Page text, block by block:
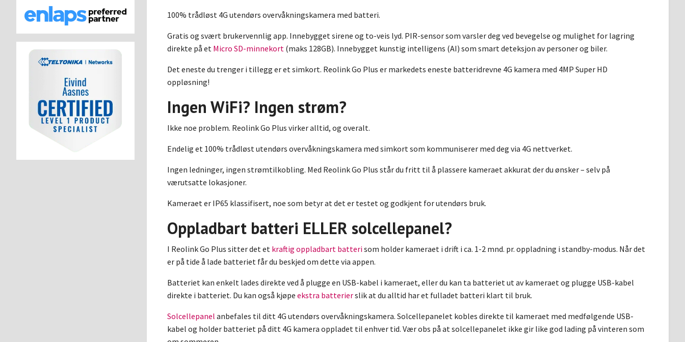
100% trådløst 4G utendørs overvåkningskamera med batteri.
Gratis og svært brukervennlig app. Innebygget sirene og to-veis lyd. PIR-sensor som varsler deg ved bevegelse og mulighet for lagring
direkte på et Micro SD-minnekort (maks 128GB). Innebygget kunstig intelligens (AI) som smart deteksjon av personer og biler.
Det eneste du trenger i tillegg er et simkort. Reolink Go Plus er markedets eneste batteridrevne 4G kamera med 4MP Super HD
oppløsning!
Ingen WiFi? Ingen strøm?
Ikke noe problem. Reolink Go Plus virker alltid, og overalt.
Endelig et 100% trådløst utendørs overvåkningskamera med simkort som kommuniserer med deg via 4G nettverket.
Ingen ledninger, ingen strømtilkobling. Med Reolink Go Plus står du fritt til å plassere kameraet akkurat der du ønsker – selv på
værutsatte lokasjoner.
Kameraet er IP65 klassifisert, noe som betyr at det er testet og godkjent for utendørs bruk.
Oppladbart batteri ELLER solcellepanel?
I Reolink Go Plus sitter det et kraftig oppladbart batterisom holder kameraet i drift i ca. 1-2 mnd. pr. oppladning i standby-modus. Når det
er på tide å lade batteriet får du beskjed om dette via appen.
Batteriet kan enkelt lades direkte ved å plugge en USB-kabel i kameraet, eller du kan ta batteriet ut av kameraet og plugge USB-kabel
direkte i batteriet. Du kan også kjøpe ekstra batterierslik at du alltid har et fulladet batteri klart til bruk.
Solcellepanel anbefales til ditt 4G utendørs overvåkningskamera. Solcellepanelet kobles direkte til kameraet med medfølgende USB-
kabel og holder batteriet på ditt 4G kamera oppladet til enhver tid. Vær obs på at solcellepanelet ikke gir like god lading på vinteren som